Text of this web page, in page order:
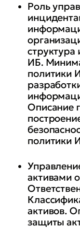
Роль
структура
ИБ.
политики
Описание
политики
активами
активов.
защиты